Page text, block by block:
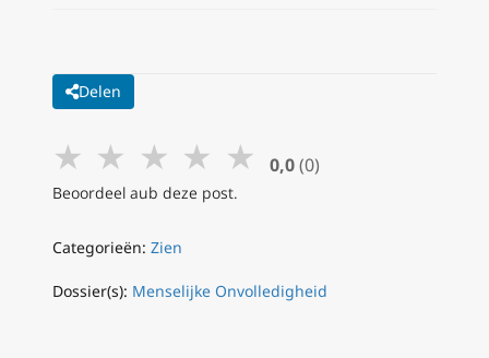
Delen
★ ★ ★ ★ ★ 0,0 (0)
Beoordeel aub deze post.
Categorieën: Zien
Dossier(s): Menselijke Onvolledigheid